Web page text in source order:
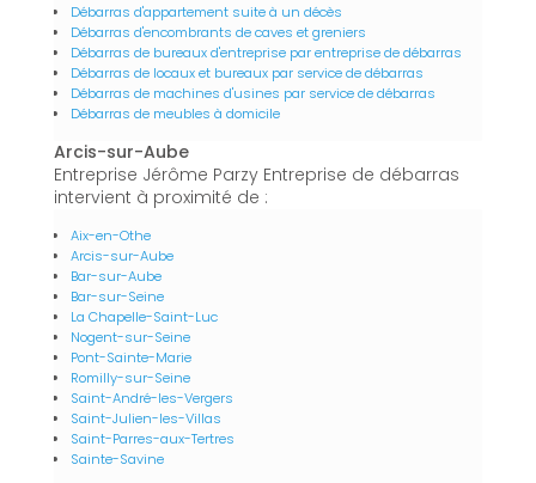
Débarras d'appartement suite à un décès
Débarras d'encombrants de caves et greniers
Débarras de bureaux d'entreprise par entreprise de débarras
Débarras de locaux et bureaux par service de débarras
Débarras de machines d'usines par service de débarras
Débarras de meubles à domicile
Arcis-sur-Aube
Entreprise Jérôme Parzy Entreprise de débarras
intervient à proximité de :
Aix-en-Othe
Arcis-sur-Aube
Bar-sur-Aube
Bar-sur-Seine
La Chapelle-Saint-Luc
Nogent-sur-Seine
Pont-Sainte-Marie
Romilly-sur-Seine
Saint-André-les-Vergers
Saint-Julien-les-Villas
Saint-Parres-aux-Tertres
Sainte-Savine